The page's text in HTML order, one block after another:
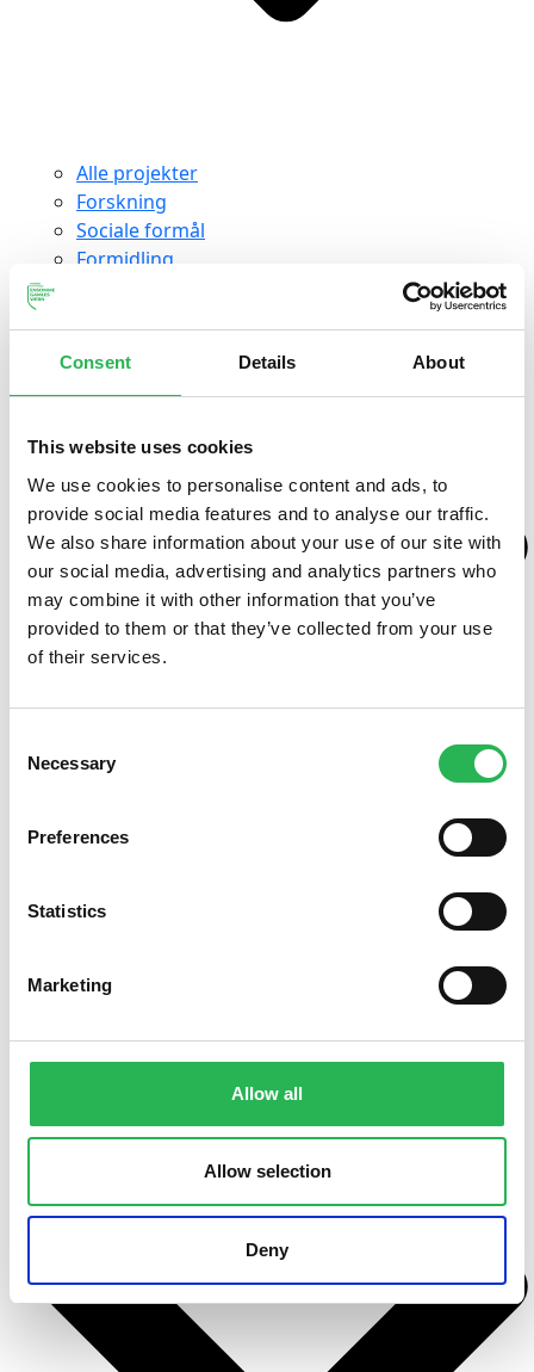
Consent Details About
This website uses cookies
We use cookies to personalise content and ads, to
provide social media features and to analyse our traffic.
We also share information about your use of our site with
our social media, advertising and analytics partners who
may combine it with other information that you’ve
provided to them or that they’ve collected from your use
of their services.
Selection
Necessary
Preferences
Statistics
Marketing
Allow all
Allow selection
Deny
Alle projekter
Forskning
Sociale formål
Formidling
Om fattigdom